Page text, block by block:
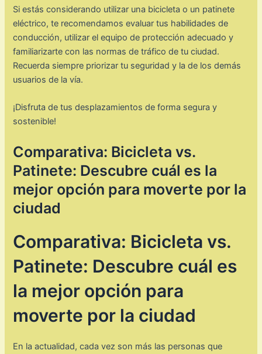
Si estás considerando utilizar una bicicleta o un patinete
eléctrico, te recomendamos evaluar tus habilidades de
conducción, utilizar el equipo de protección adecuado y
familiarizarte con las normas de tráfico de tu ciudad.
Recuerda siempre priorizar tu seguridad y la de los demás
usuarios de la vía.
¡Disfruta de tus desplazamientos de forma segura y
sostenible!
Comparativa: Bicicleta vs.
Patinete: Descubre cuál es la
mejor opción para moverte por la
ciudad
Comparativa: Bicicleta vs.
Patinete: Descubre cuál es
la mejor opción para
moverte por la ciudad
En la actualidad, cada vez son más las personas que